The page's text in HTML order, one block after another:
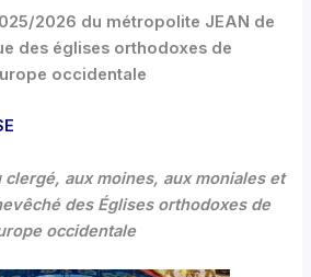
2026 du métropolite JEAN de
des églises orthodoxes de
occidentale
clergé, aux moines, aux moniales et
des Églises orthodoxes de
occidentale